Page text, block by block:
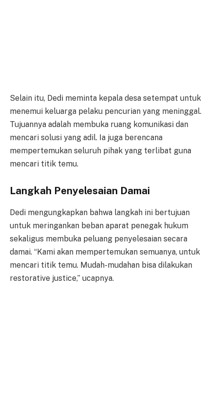
Selain itu, Dedi meminta kepala desa setempat untuk
menemui keluarga pelaku pencurian yang meninggal.
Tujuannya adalah membuka ruang komunikasi dan
mencari solusi yang adil. Ia juga berencana
mempertemukan seluruh pihak yang terlibat guna
mencari titik temu.
Langkah Penyelesaian Damai
Dedi mengungkapkan bahwa langkah ini bertujuan
untuk meringankan beban aparat penegak hukum
sekaligus membuka peluang penyelesaian secara
damai. “Kami akan mempertemukan semuanya, untuk
mencari titik temu. Mudah-mudahan bisa dilakukan
restorative justice,” ucapnya.